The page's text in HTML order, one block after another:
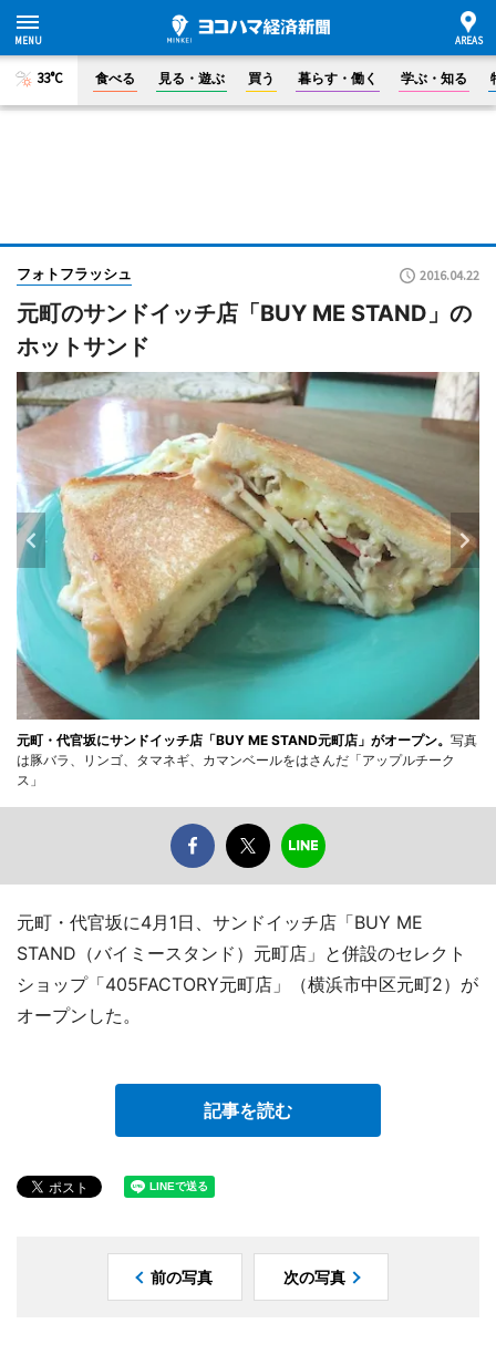
33°C 食べる 見る・遊ぶ 買う 暮らす・働く 学ぶ・知る
フォトフラッシュ 2016.04.22
元町のサンドイッチ店「BUY ME STAND」の
ホットサンド
元町・代官坂にサンドイッチ店「BUY ME STAND元町店」がオープン。 写真
は豚バラ、リンゴ、タマネギ、カマンベールをはさんだ「アップルチーク
ス」
元町・代官坂に4月1日、サンドイッチ店「BUY ME
STAND（バイミースタンド）元町店」と併設のセレクト
ショップ「405FACTORY元町店」（横浜市中区元町2）が
オープンした。
記事を読む
前の写真 次の写真